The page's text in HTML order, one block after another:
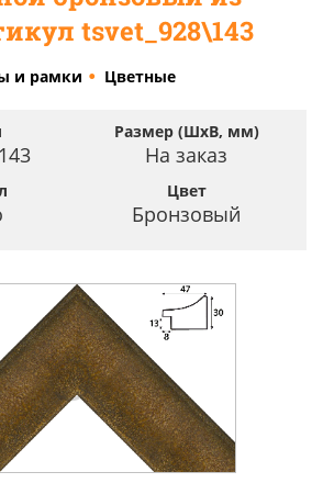
tsvet_928\143
и рамки Цветные
Размер (ШхВ, мм)
На заказ
Цвет
Бронзовый